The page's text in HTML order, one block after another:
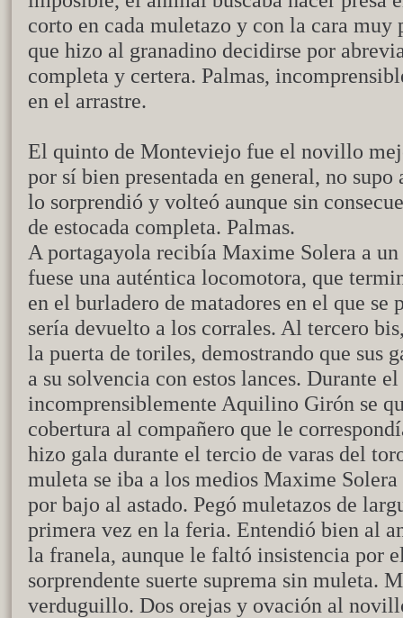
corto en cada muletazo y con la cara
que hizo al granadino decidirse por
completa y certera. Palmas,
en el arrastre.
El quinto de Monteviejo fue el novillo
por sí bien presentada en general, no
lo sorprendió y volteó aunque sin
de estocada completa. Palmas.
A portagayola recibía Maxime Solera a
fuese una auténtica locomotora, que
en el burladero de matadores en el que
sería devuelto a los corrales. Al tercero
la puerta de toriles, demostrando que sus
a su solvencia con estos lances. Durante
incomprensiblemente Aquilino Girón se
cobertura al compañero que le
hizo gala durante el tercio de varas del
muleta se iba a los medios Maxime
por bajo al astado. Pegó muletazos de
primera vez en la feria. Entendió bien al
la franela, aunque le faltó insistencia por
sorprendente suerte suprema sin muleta.
verduguillo. Dos orejas y ovación al